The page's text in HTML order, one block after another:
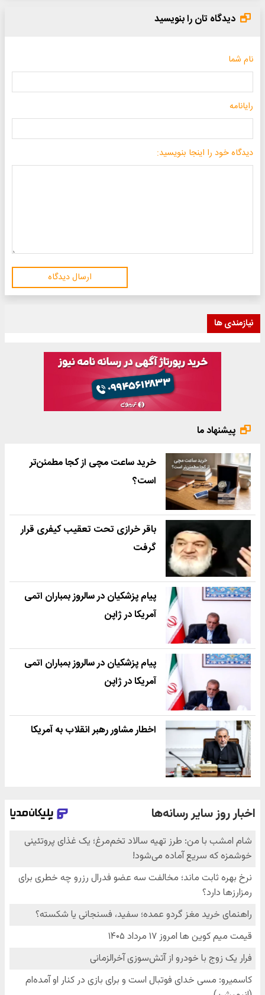
دیدگاه تان را بنویسید
نام شما
رایانامه
دیدگاه خود را اینجا بنویسید:
ارسال دیدگاه
نیازمندی ها
پیشنهاد ما
خرید ساعت مچی از کجا مطمئن‌تر
است؟
باقر خرازی تحت تعقیب کیفری قرار
گرفت
پیام پزشکیان در سالروز بمباران اتمی
آمریکا در ژاپن
پیام پزشکیان در سالروز بمباران اتمی
آمریکا در ژاپن
اخطار مشاور رهبر انقلاب به آمریکا